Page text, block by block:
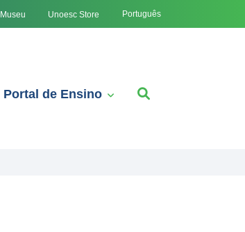
Museu Unoesc Store Português
Portal de Ensino